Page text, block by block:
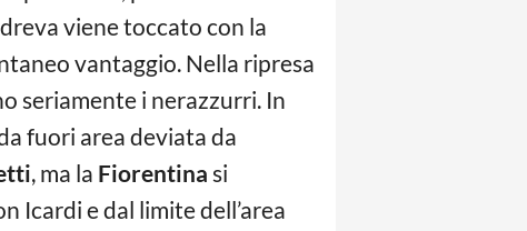
viene toccato con la
vantaggio. Nella ripresa
seriamente i nerazzurri. In
fuori area deviata da
, ma la Fiorentina si
Icardi e dal limite dell’area